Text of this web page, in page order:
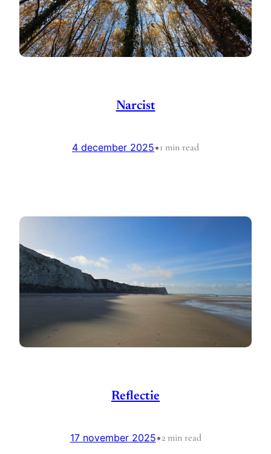
Narcist
4 december 2025•1 min read
Reflectie
17 november 2025•2 min read